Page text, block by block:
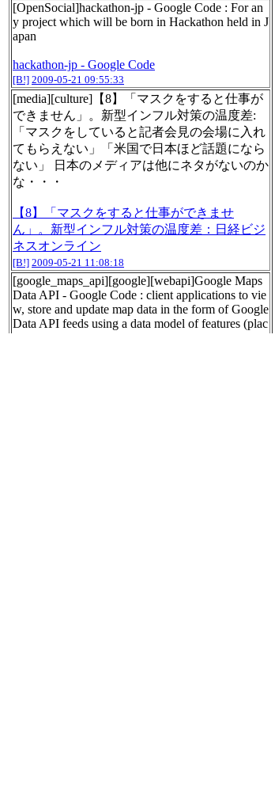
[OpenSocial]hackathon-jp - Google Code : For an
y project which will be born in Hackathon held in J
apan
hackathon-jp - Google Code
[B!] 2009-05-21 09:55:33
[media][culture]【8】「マスクをすると仕事が
できません」。新型インフル対策の温度差:
「マスクをしていると記者会見の会場に入れ
てもらえない」「米国で日本ほど話題になら
ない」 日本のメディアは他にネタがないのか
な・・・
【8】「マスクをすると仕事ができませ
ん」。新型インフル対策の温度差：日経ビジ
ネスオンライン
[B!] 2009-05-21 11:08:18
[google_maps_api][google][webapi]Google Maps
Data API - Google Code : client applications to vie
w, store and update map data in the form of Google
Data API feeds using a data model of features (plac